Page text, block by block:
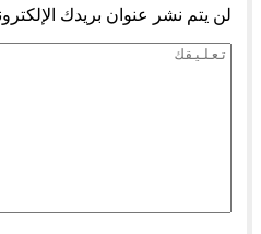
لن يتم نشر عنوان بريدك